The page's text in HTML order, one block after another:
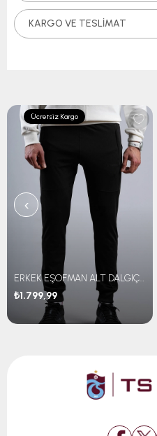
KARGO VE TESLIMAT
ERKEK EŞOFMAN ALT DALGIÇ KUMAŞ
₺1.799,99
Ücretsiz Kargo
‹